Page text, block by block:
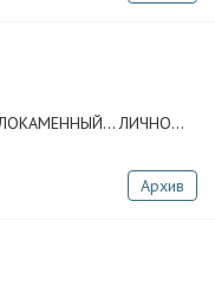
ЛИЧНО...
Архив